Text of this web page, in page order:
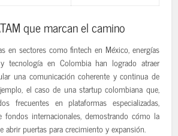
que marcan el camino
en sectores como fintech en México, energías
tecnología en Colombia han logrado atraer
una comunicación coherente y continua de
el caso de una startup colombiana que,
frecuentes en plataformas especializadas,
fondos internacionales, demostrando cómo la
abrir puertas para crecimiento y expansión.